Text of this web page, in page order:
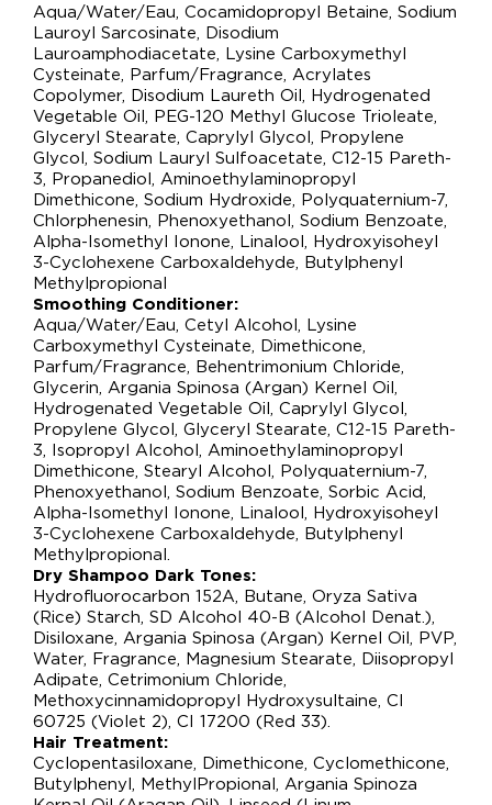
Aqua/Water/Eau, Cocamidopropyl Betaine, Sodium
Lauroyl Sarcosinate, Disodium
Lauroamphodiacetate, Lysine Carboxymethyl
Cysteinate, Parfum/Fragrance, Acrylates
Copolymer, Disodium Laureth Oil, Hydrogenated
Vegetable Oil, PEG-120 Methyl Glucose Trioleate,
Glyceryl Stearate, Caprylyl Glycol, Propylene
Glycol, Sodium Lauryl Sulfoacetate, C12-15 Pareth-
3, Propanediol, Aminoethylaminopropyl
Dimethicone, Sodium Hydroxide, Polyquaternium-7,
Chlorphenesin, Phenoxyethanol, Sodium Benzoate,
Alpha-Isomethyl Ionone, Linalool, Hydroxyisoheyl
3-Cyclohexene Carboxaldehyde, Butylphenyl
Methylpropional
Smoothing Conditioner:
Aqua/Water/Eau, Cetyl Alcohol, Lysine
Carboxymethyl Cysteinate, Dimethicone,
Parfum/Fragrance, Behentrimonium Chloride,
Glycerin, Argania Spinosa (Argan) Kernel Oil,
Hydrogenated Vegetable Oil, Caprylyl Glycol,
Propylene Glycol, Glyceryl Stearate, C12-15 Pareth-
3, Isopropyl Alcohol, Aminoethylaminopropyl
Dimethicone, Stearyl Alcohol, Polyquaternium-7,
Phenoxyethanol, Sodium Benzoate, Sorbic Acid,
Alpha-Isomethyl Ionone, Linalool, Hydroxyisoheyl
3-Cyclohexene Carboxaldehyde, Butylphenyl
Methylpropional.
Dry Shampoo Dark Tones:
Hydrofluorocarbon 152A, Butane, Oryza Sativa
(Rice) Starch, SD Alcohol 40-B (Alcohol Denat.),
Disiloxane, Argania Spinosa (Argan) Kernel Oil, PVP,
Water, Fragrance, Magnesium Stearate, Diisopropyl
Adipate, Cetrimonium Chloride,
Methoxycinnamidopropyl Hydroxysultaine, CI
60725 (Violet 2), CI 17200 (Red 33).
Hair Treatment:
Cyclopentasiloxane, Dimethicone, Cyclomethicone,
Butylphenyl, MethylPropional, Argania Spinoza